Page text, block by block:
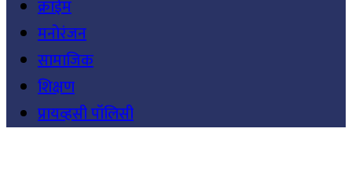
क्राईम
मनोरंजन
सामाजिक
शिक्षण
प्रायव्हसी पॉलिसी